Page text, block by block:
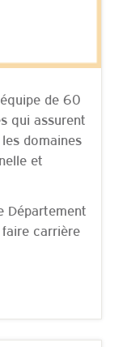
de 60
qui assurent
domaines
et
Département
faire carrière